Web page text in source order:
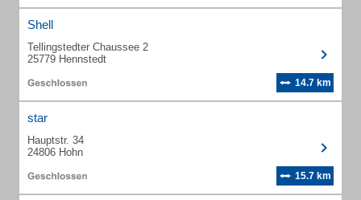
Shell
Tellingstedter Chaussee 2
25779 Hennstedt
14.7 km
star
Hauptstr. 34
24806 Hohn
15.7 km